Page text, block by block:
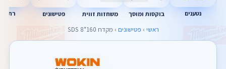
נטענים בוקסות ומוסך משחזות זווית פטישונים
ראשי › פטישונים › מקדח SDS 8*160